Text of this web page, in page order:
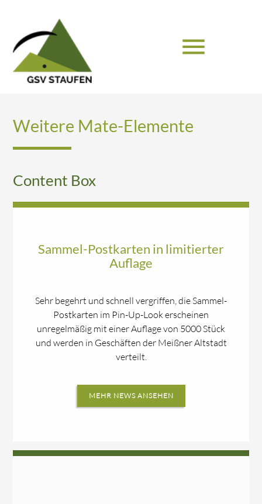
menu
Weitere Mate-Elemente
Content Box
Sammel-Postkarten in limitierter
Auflage
Sehr begehrt und schnell vergriffen, die Sammel-
Postkarten im Pin-Up-Look erscheinen
unregelmäßig mit einer Auflage von 5000 Stück
und werden in Geschäften der Meißner Altstadt
verteilt.
MEHR NEWS ANSEHEN